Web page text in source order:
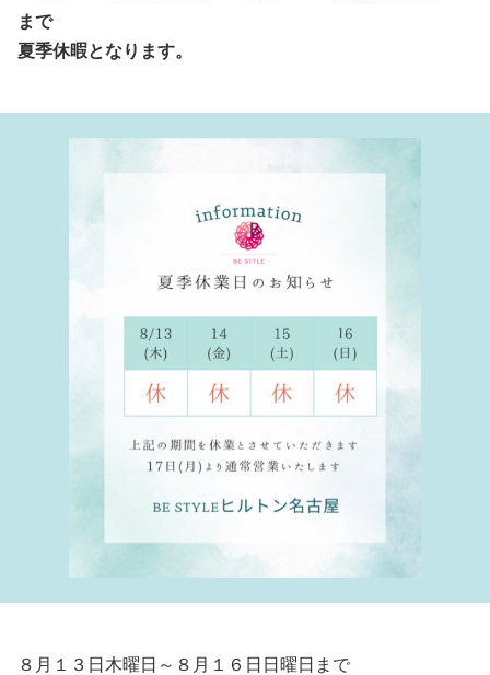
まで
夏季休暇となります。
８月１３日木曜日～８月１６日日曜日まで